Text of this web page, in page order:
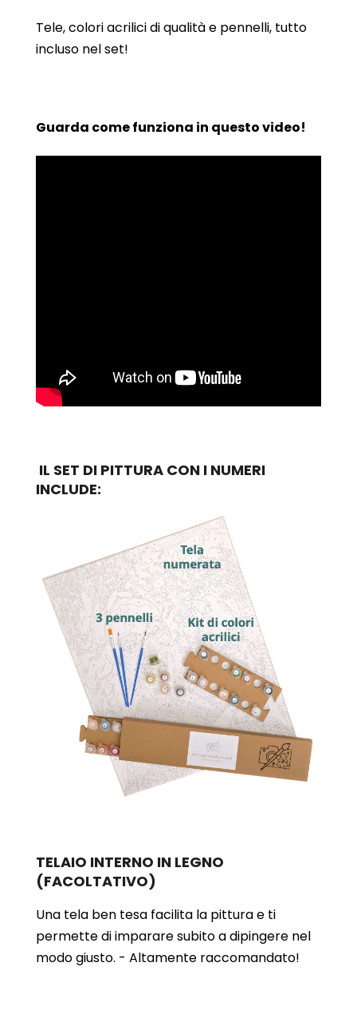
Tele, colori acrilici di qualità e pennelli, tutto
incluso nel set!
Guarda come funziona in questo video!
IL SET DI PITTURA CON I NUMERI
INCLUDE:
TELAIO INTERNO IN LEGNO
(FACOLTATIVO)
Una tela ben tesa facilita la pittura e ti
permette di imparare subito a dipingere nel
modo giusto. - Altamente raccomandato!